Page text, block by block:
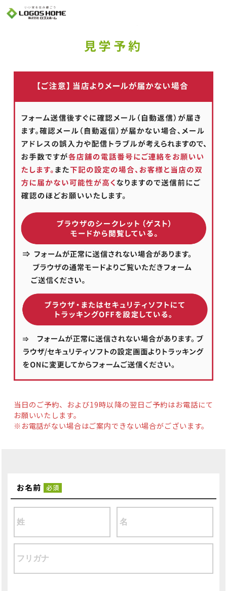
見学予約
当日のご予約、および19時以降の翌日ご予約はお電話にて
お願いいたします。
※お電話がない場合はご案内できない場合がございます。
お名前 必須
Cookie を使用して、お客様の活動を追跡してもよろしいですか? 当社ではお客様の
プライバシーを極めて重視しています。詳細について、およびご質問がある場合